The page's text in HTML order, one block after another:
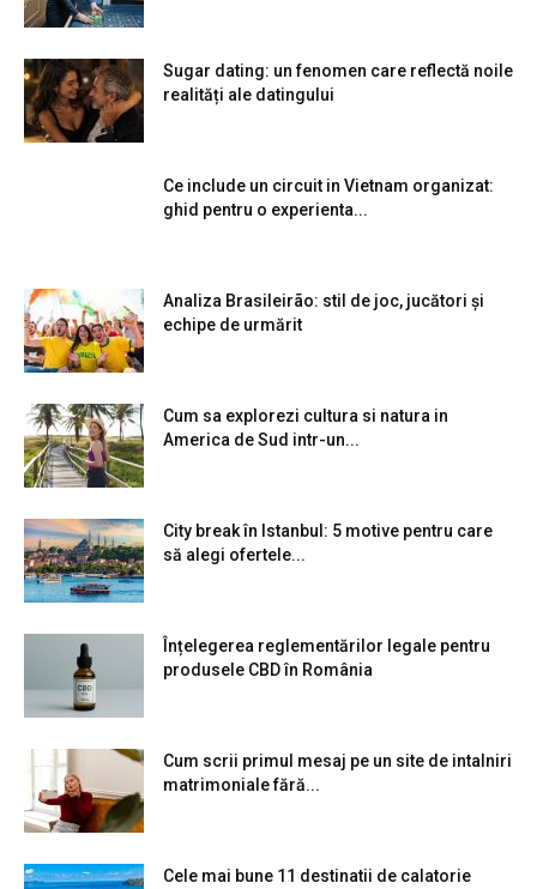
Sugar dating: un fenomen care reflectă noile
realități ale datingului
Ce include un circuit in Vietnam organizat:
ghid pentru o experienta...
Analiza Brasileirão: stil de joc, jucători și
echipe de urmărit
Cum sa explorezi cultura si natura in
America de Sud intr-un...
City break în Istanbul: 5 motive pentru care
să alegi ofertele...
Înțelegerea reglementărilor legale pentru
produsele CBD în România
Cum scrii primul mesaj pe un site de intalniri
matrimoniale fără...
Cele mai bune 11 destinatii de calatorie